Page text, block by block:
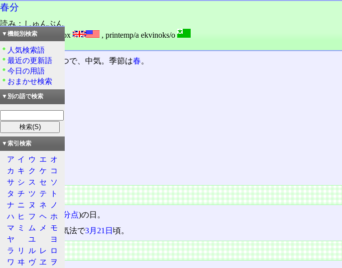
春分
読み：しゅんぶん
外語：vernal equinox , printemp/a ekvinoks/o
品詞：名詞
二十四節気の一つで、中気。季節は春。
目次
概要
特徴
暦
気候
祝日
前後の節季
概要
太陽黄経 が0°(春分点)の日。
太陽暦では、定気法で3月21日頃。
特徴
▼機能別検索
人気検索語
最近の更新語
今日の用語
おまかせ検索
▼別の語で検索
▼索引検索
ア イ ウ エ オ
カ キ ク ケ コ
サ シ ス セ ソ
タ チ ツ テ
ト
ナ ニ ヌ ネ
ノ
ハ ヒ フ ヘ ホ
マ ミ ム メ
モ
ヤ
ユ
ヨ
ラ
リ ル レ ロ
ワ ヰ ヴ ヱ
ヲ